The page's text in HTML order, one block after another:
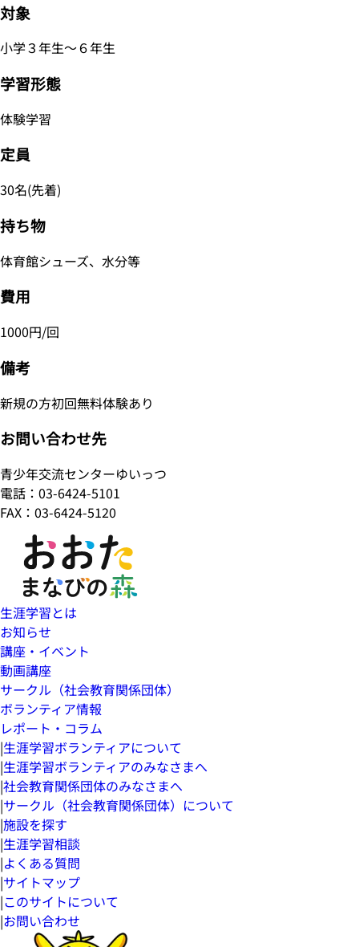
対象
小学３年生～６年生
学習形態
体験学習
定員
30名(先着)
持ち物
体育館シューズ、水分等
費用
1000円/回
備考
新規の方初回無料体験あり
お問い合わせ先
青少年交流センターゆいっつ
電話：03-6424-5101
FAX：03-6424-5120
生涯学習とは
お知らせ
講座・イベント
動画講座
サークル（社会教育関係団体）
ボランティア情報
レポート・コラム
|生涯学習ボランティアについて
|生涯学習ボランティアのみなさまへ
|社会教育関係団体のみなさまへ
|サークル（社会教育関係団体）について
|施設を探す
|生涯学習相談
|よくある質問
|サイトマップ
|このサイトについて
|お問い合わせ